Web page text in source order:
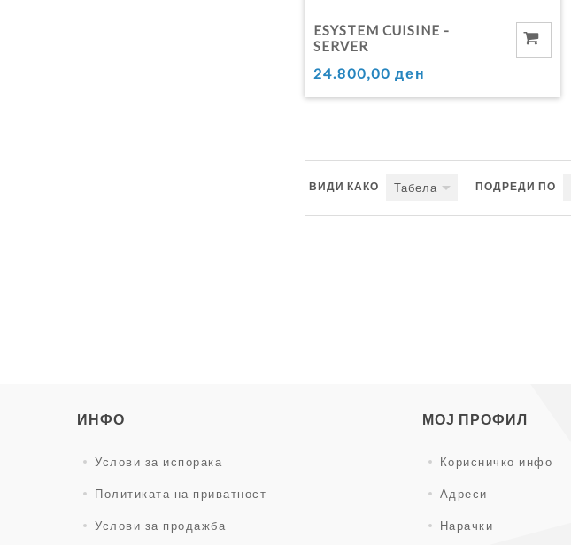
ESYSTEM CUISINE -
SERVER
24.800,00 ден
ВИДИ КАКО Табела ПОДРЕДИ ПО
ИНФО
Услови за испорака
Политиката на приватност
Услови за продажба
МОЈ ПРОФИЛ
Корисничко инфо
Адреси
Нарачки